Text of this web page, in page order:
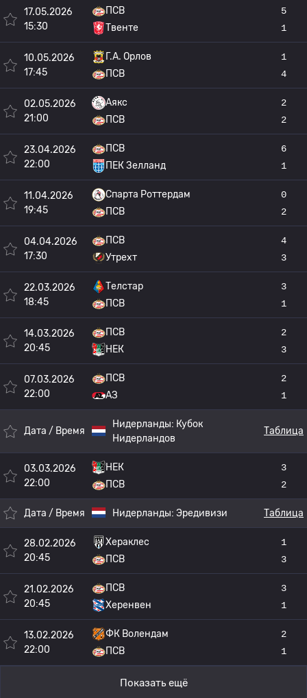
17.05.2026
15:30
ПСВ
Твенте
5
1
10.05.2026
17:45
Г.А. Орлов
ПСВ
1
4
02.05.2026
21:00
Аякс
ПСВ
2
2
23.04.2026
22:00
ПСВ
ПЕК Зелланд
6
1
11.04.2026
19:45
Спарта Роттердам
ПСВ
0
2
04.04.2026
17:30
ПСВ
Утрехт
4
3
22.03.2026
18:45
Телстар
ПСВ
3
1
14.03.2026
20:45
ПСВ
НЕК
2
3
07.03.2026
22:00
ПСВ
АЗ
2
1
Дата / Время
Нидерланды: Кубок
Нидерландов
Таблица
03.03.2026
22:00
НЕК
ПСВ
3
2
Дата / Время Нидерланды: Эредивизи Таблица
28.02.2026
20:45
Хераклес
ПСВ
1
3
21.02.2026
20:45
ПСВ
Херенвен
3
1
13.02.2026
22:00
ФК Волендам
ПСВ
2
1
Показать ещё